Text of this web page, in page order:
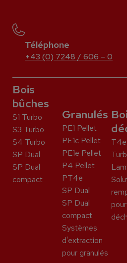
Téléphone
+43 (0) 7248 / 606 – 0
Bois
bûches
S1 Turbo
S3 Turbo
S4 Turbo
SP Dual
SP Dual
compact
Granulés
PE1 Pellet
PE1c Pellet
PE1e Pellet
P4 Pellet
PT4e
SP Dual
SP Dual
compact
Systèmes
d'extraction
pour granulés
T4e